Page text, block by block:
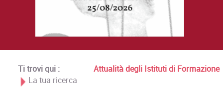
Ti trovi qui :
Attualità degli Istituti di Formazione
La tua ricerca